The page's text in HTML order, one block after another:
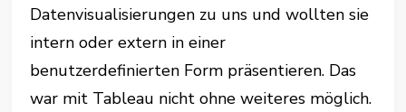
Datenvisualisierungen zu uns und wollten sie
intern oder extern in einer
benutzerdefinierten Form präsentieren. Das
war mit Tableau nicht ohne weiteres möglich.